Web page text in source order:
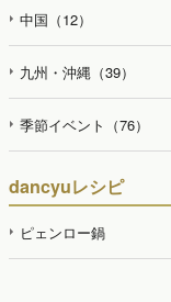
中国（12）
九州・沖縄（39）
季節イベント（76）
dancyuレシピ
ピェンロー鍋